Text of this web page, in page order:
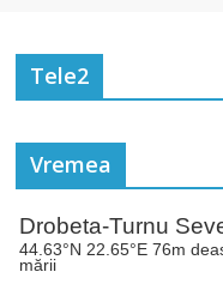
Tele2
Vremea